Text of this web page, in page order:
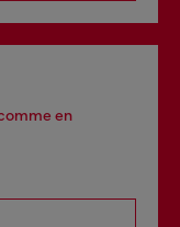
en